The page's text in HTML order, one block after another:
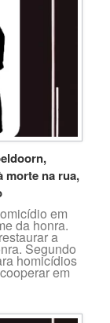
morte na rua,
em
da honra.
a
Segundo
homicídios
em